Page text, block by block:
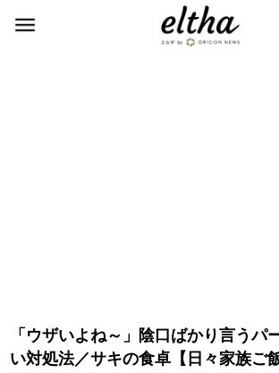
「ウザいよね～」陰口ばかり言うパ
い対処法／サキの食卓【日々家族ご